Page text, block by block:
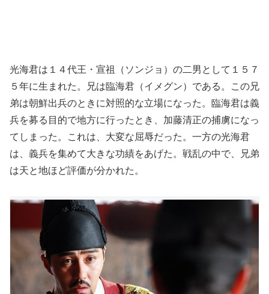
光海君は１４代王・宣祖（ソンジョ）の二男として１５７
５年に生まれた。兄は臨海君（イメグン）である。この兄
弟は朝鮮出兵のときに対照的な立場になった。臨海君は義
兵を募る目的で地方に行ったとき、加藤清正の捕虜になっ
てしまった。これは、大変な屈辱だった。一方の光海君
は、義兵を集めて大きな功績をあげた。戦乱の中で、兄弟
は天と地ほど評価が分かれた。